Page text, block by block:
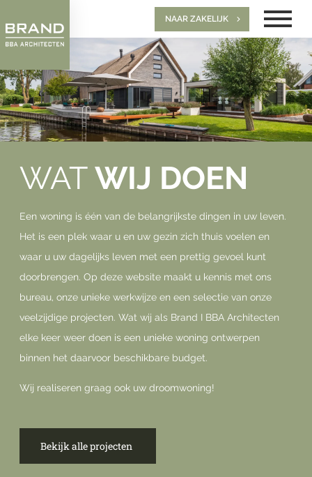
NAAR ZAKELIJK
WATWIJ DOEN
Een woning is één van de belangrijkste dingen in uw leven.
Het is een plek waar u en uw gezin zich thuis voelen en
waar u uw dagelijks leven met een prettig gevoel kunt
doorbrengen. Op deze website maakt u kennis met ons
bureau, onze unieke werkwijze en een selectie van onze
veelzijdige projecten. Wat wij als Brand I BBA Architecten
elke keer weer doen is een unieke woning ontwerpen
binnen het daarvoor beschikbare budget.
Wij realiseren graag ook uw droomwoning!
Bekijk alle projecten